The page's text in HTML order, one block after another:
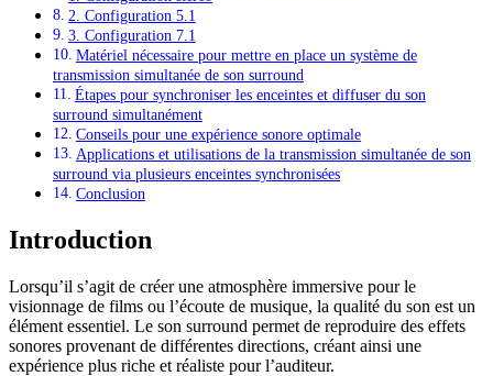
2. Configuration 5.1
3. Configuration 7.1
Matériel nécessaire pour mettre en place un système de
transmission simultanée de son surround
Étapes pour synchroniser les enceintes et diffuser du son
surround simultanément
Conseils pour une expérience sonore optimale
Applications et utilisations de la transmission simultanée de son
surround via plusieurs enceintes synchronisées
Conclusion
Introduction
Lorsqu’il s’agit de créer une atmosphère immersive pour le
visionnage de films ou l’écoute de musique, la qualité du son est un
élément essentiel. Le son surround permet de reproduire des effets
sonores provenant de différentes directions, créant ainsi une
expérience plus riche et réaliste pour l’auditeur.